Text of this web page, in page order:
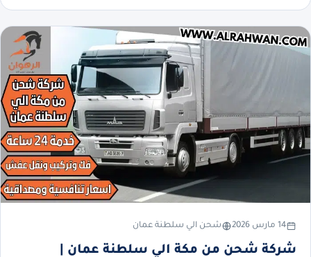
14 مارس 2026 شحن الي سلطنة عمان
شركة شحن من مكة الي سلطنة عمان |